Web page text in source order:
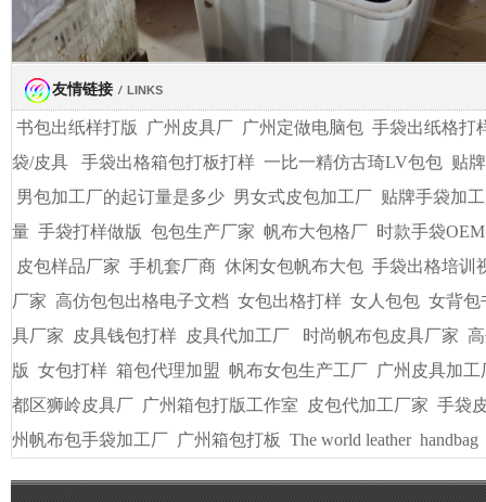
友情链接 / LINKS
书包出纸样打版 广州皮具厂 广州定做电脑包 手袋出纸格打
袋/皮具
手袋出格箱包打板打样 一比一精仿古琦LV包包 贴
男包加工厂的起订量是多少 男女式皮包加工厂 贴牌手袋加
量 手袋打样做版 包包生产厂家 帆布大包格厂 时款手袋OEM
皮包样品厂家 手机套厂商 休闲女包帆布大包 手袋出格培训
厂家 高仿包包出格电子文档 女包出格打样 女人包包 女背包
具厂家
皮具钱包打样 皮具代加工厂 时尚帆布包皮具厂家
版 女包打样 箱包代理加盟 帆布女包生产工厂 广州皮具加工
都区狮岭皮具厂 广州箱包打版工作室 皮包代加工厂家 手袋
州帆布包手袋加工厂 广州箱包打板 The world leather handbag